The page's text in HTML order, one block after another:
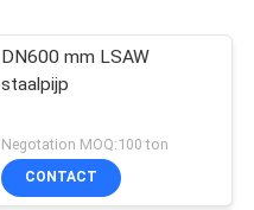
DN600 mm LSAW
staalpijp
Negotation MOQ:100 ton
CONTACT